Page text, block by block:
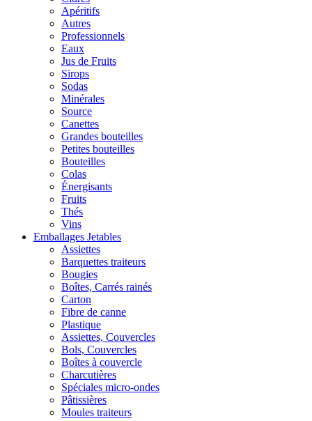
Apéritifs
Autres
Professionnels
Eaux
Jus de Fruits
Sirops
Sodas
Minérales
Source
Canettes
Grandes bouteilles
Petites bouteilles
Bouteilles
Colas
Énergisants
Fruits
Thés
Vins
Emballages Jetables
Assiettes
Barquettes traiteurs
Bougies
Boîtes, Carrés rainés
Carton
Fibre de canne
Plastique
Assiettes, Couvercles
Bols, Couvercles
Boîtes à couvercle
Charcutières
Spéciales micro-ondes
Pâtissières
Moules traiteurs